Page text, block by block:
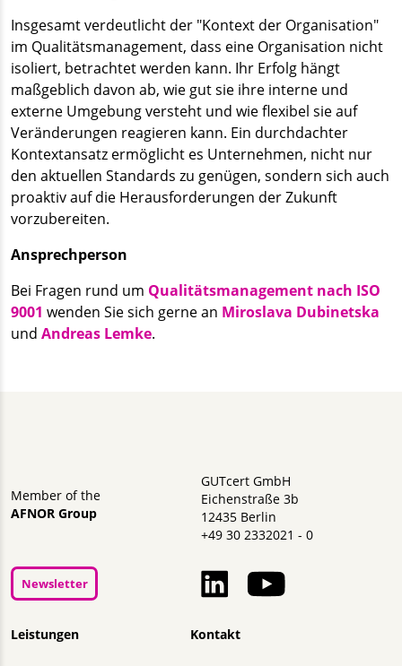
Insgesamt verdeutlicht der "Kontext der Organisation"
im Qualitätsmanagement, dass eine Organisation nicht
isoliert, betrachtet werden kann. Ihr Erfolg hängt
maßgeblich davon ab, wie gut sie ihre interne und
externe Umgebung versteht und wie flexibel sie auf
Veränderungen reagieren kann. Ein durchdachter
Kontextansatz ermöglicht es Unternehmen, nicht nur
den aktuellen Standards zu genügen, sondern sich auch
proaktiv auf die Herausforderungen der Zukunft
vorzubereiten.
Ansprechperson
Bei Fragen rund um Qualitätsmanagement nach ISO
9001 wenden Sie sich gerne an Miroslava Dubinetska
und Andreas Lemke.
Member of the
AFNOR Group
GUTcert GmbH
Eichenstraße 3b
12435 Berlin
+49 30 2332021 - 0
Navigation überspringen
Leistungen Kontakt
Newsletter